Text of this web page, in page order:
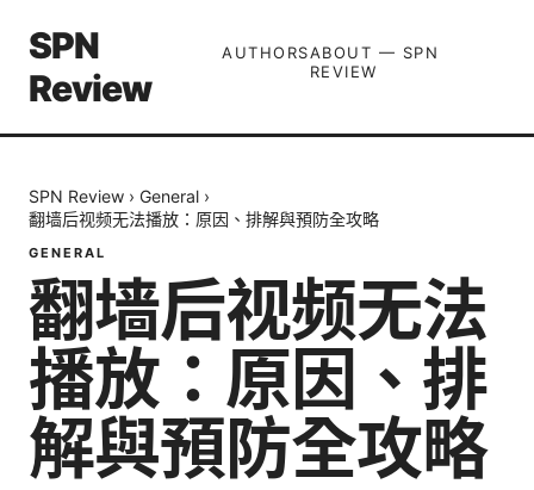
SPN
Review
AUTHORSABOUT — SPN
REVIEW
SPN Review › General ›
翻墙后视频无法播放：原因、排解與預防全攻略
GENERAL
翻墙后视频无法
播放：原因、排
解與預防全攻略